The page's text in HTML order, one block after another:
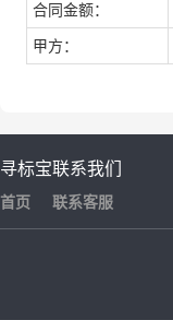
合同金额：
甲方：
寻标宝
首页
联系我们
联系客服